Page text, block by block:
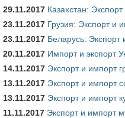
29.11.2017 Казахстан:
23.11.2017 Грузия: Экспорт и
23.11.2017 Беларусь: Экспорт
20.11.2017 Импорт и экспорт
14.11.2017 Экспорт и импорт
13.11.2017 Экспорт и импорт
13.11.2017 Экспорт и импорт
11.11.2017 Экспорт и импорт